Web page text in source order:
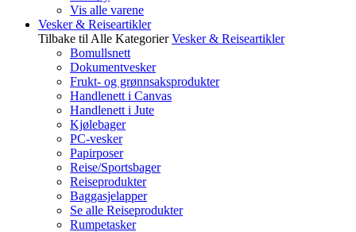
Vis alle varene
Vesker & Reiseartikler
Tilbake til Alle Kategorier Vesker & Reiseartikler
Bomullsnett
Dokumentvesker
Frukt- og grønnsaksprodukter
Handlenett i Canvas
Handlenett i Jute
Kjølebager
PC-vesker
Papirposer
Reise/Sportsbager
Reiseprodukter
Baggasjelapper
Se alle Reiseprodukter
Rumpetasker